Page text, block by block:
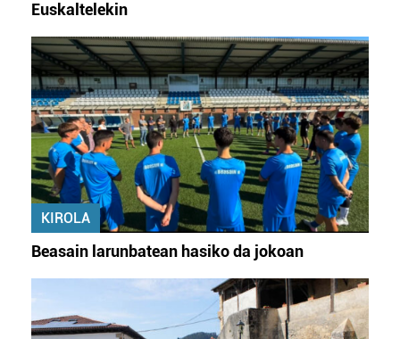
Euskaltelekin
KIROLA
Beasain larunbatean hasiko da jokoan